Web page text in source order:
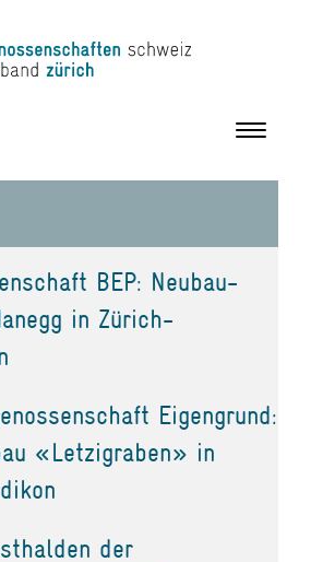
Toggle
BEP: Neubau-
in Zürich-
Eigengrund:
«Letzigraben» in
der